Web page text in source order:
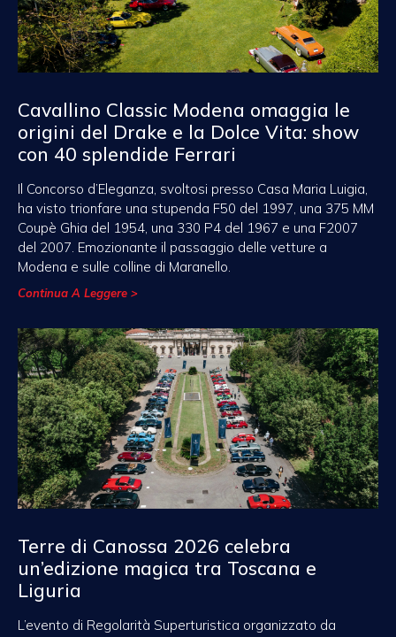
Cavallino Classic Modena omaggia le
origini del Drake e la Dolce Vita: show
con 40 splendide Ferrari
Il Concorso d’Eleganza, svoltosi presso Casa Maria Luigia,
ha visto trionfare una stupenda F50 del 1997, una 375 MM
Coupè Ghia del 1954, una 330 P4 del 1967 e una F2007
del 2007. Emozionante il passaggio delle vetture a
Modena e sulle colline di Maranello.
Continua A Leggere >
Terre di Canossa 2026 celebra
un’edizione magica tra Toscana e
Liguria
L’evento di Regolarità Superturistica organizzato da